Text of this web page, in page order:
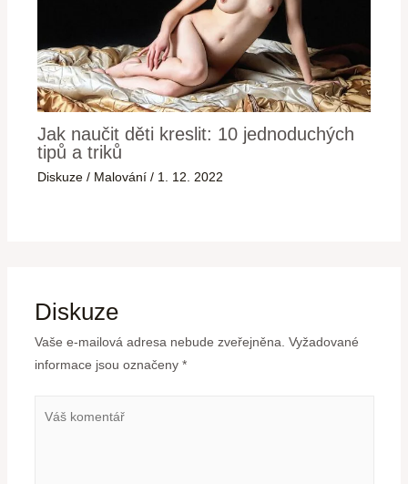
Jak naučit děti kreslit: 10 jednoduchých
tipů a triků
Diskuze / Malování / 1. 12. 2022
Diskuze
Vaše e-mailová adresa nebude zveřejněna. Vyžadované
informace jsou označeny *